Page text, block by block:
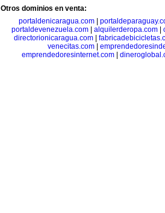
Otros dominios en venta:
portaldenicaragua.com|
portaldevenezuela.com| alquilerderopa.com|
directorionicaragua.com
venecitas.com|
emprendedoresinternet.com